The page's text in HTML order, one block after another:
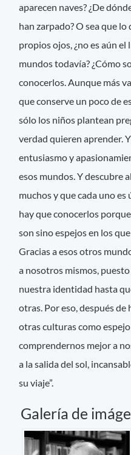
aparecen naves? ¿De
han zarpado? O sea que
propios ojos, ¿no es aún
mundos todavía? ¿Cómo
conocerlos. Aunque más
que conserve un poco de
sólo los niños plantean
verdad quieren aprender.
entusiasmo y
esos mundos. Y descubre
muchos y que cada uno
hay que conocerlos
son sino espejos en los
Gracias a esos otros
a nosotros mismos,
nuestra identidad hasta
otras. Por eso, después
otras culturas como
comprendernos mejor a
a la salida del sol,
su viaje”.
Galería de